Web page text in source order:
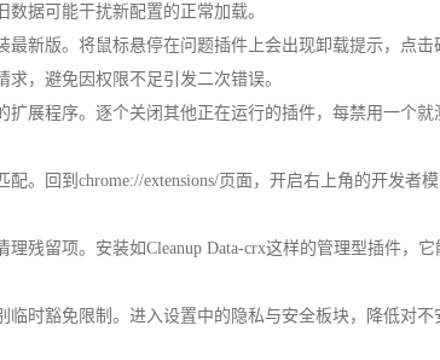
数据可能干扰新配置的正常加载。
最新版。将鼠标悬停在问题插件上会出现卸载提示，点
求，避免因权限不足引发二次错误。
扩展程序。逐个关闭其他正在运行的插件，每禁用一个
配。回到chrome://extensions/页面，开启右上角的开发
理残留项。安装如Cleanup Data-crx这样的管理型插件，
临时豁免限制。进入设置中的隐私与安全板块，降低对